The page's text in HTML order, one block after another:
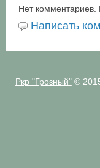
Нет
Написать
Ркр "Грозный"©